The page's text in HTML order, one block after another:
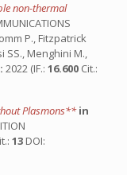
non-thermal
P., Fitzpatrick
SS., Menghini M.,
2022 (IF.: 16.600 Cit.:
Plasmons**in
13 DOI: